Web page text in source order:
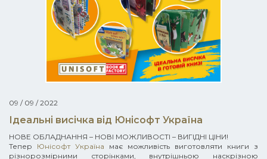
09 / 09 / 2022
Ідеальні висічка від Юнісофт Україна
НОВЕ ОБЛАДНАННЯ – НОВІ МОЖЛИВОСТІ – ВИГІДНІ ЦІНИ!
Тепер Юнісофт Україна має можливість виготовляти книги з
різнорозмірними сторінками, внутрішньою наскрізною